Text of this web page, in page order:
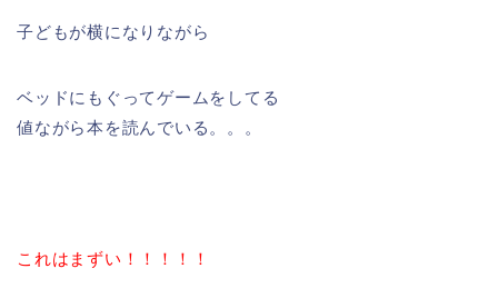
子どもが横になりながら
ベッドにもぐってゲームをしてる
値ながら本を読んでいる。。。
これはまずい！！！！！